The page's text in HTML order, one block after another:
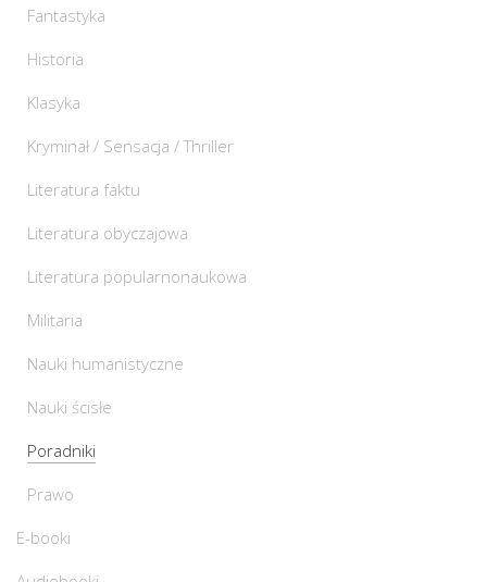
Fantastyka
Historia
Klasyka
Kryminał / Sensacja / Thriller
Literatura faktu
Literatura obyczajowa
Literatura popularnonaukowa
Militaria
Nauki humanistyczne
Nauki ścisłe
Poradniki
Prawo
E-booki